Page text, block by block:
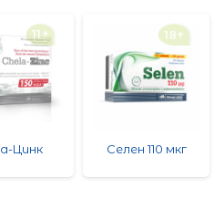
11+
Цинк
18+
Селен 110 мкг